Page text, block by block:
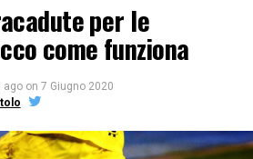
per le
come funziona
ago on 7 Giugno 2020